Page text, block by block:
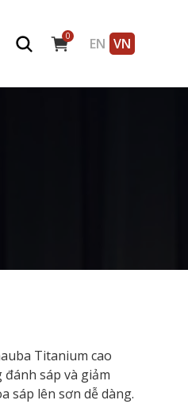
0 EN VN
Titanium cao
đánh sáp và giảm
sáp lên sơn dễ dàng.